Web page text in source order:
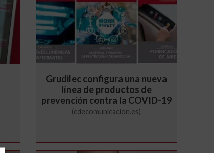
Grudilec configura una nueva
línea de productos de
prevención contra la COVID-19
(cdecomunicacion.es)